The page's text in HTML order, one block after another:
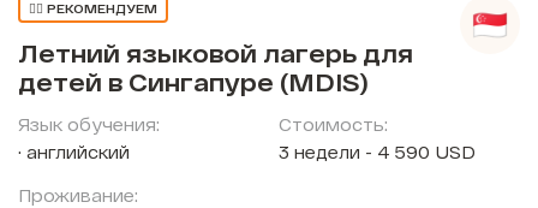
👍🏼 РЕКОМЕНДУЕМ
Летний языковой лагерь для
детей в Сингапуре (MDIS)
Язык обучения:
английский
Проживание:
Стоимость:
3 недели - 4 590 USD